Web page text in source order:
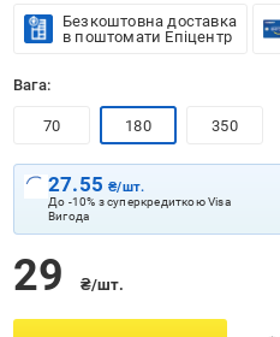
Безкоштовна доставка
в поштомати Епіцентр
Вага:
70 180 350
27.55₴/шт.
До -10% з суперкредиткою Visa
Вигода
29 ₴/шт.